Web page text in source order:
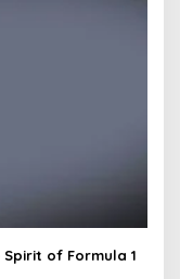
of Formula 1